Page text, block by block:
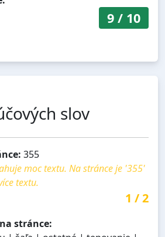
9/ 10
slov
355
moc textu. Na stránce je '355'
textu.
1 /2
stránce: